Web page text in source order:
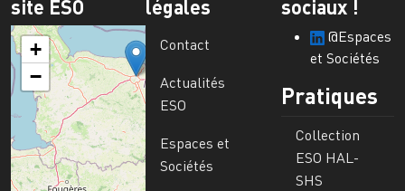
site ESO
+
−
légales
Contact
Actualités
ESO
Espaces et
Sociétés
sociaux !
@Espaces
et Sociétés
Pratiques
Collection
ESO HAL-
SHS